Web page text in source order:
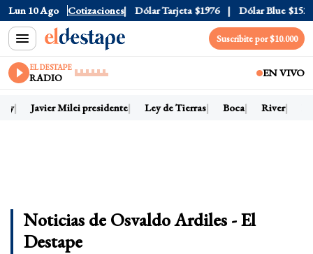
Lun 10 Ago Cotizaciones
Dólar Oficial $1520 Dólar Tarjeta $1976 Dólar Blue $1525
Suscribite por $10.000
EL DESTAPE
RADIO EN VIVO
Javier Milei presidente Ley de Tierras Boca River
Noticias de Osvaldo Ardiles - El
Destape